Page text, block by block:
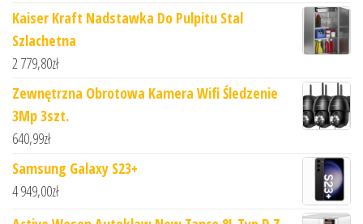
Kaiser Kraft Nadstawka Do Pulpitu Stal
Szlachetna
2 779,80zł
Zewnętrzna Obrotowa Kamera Wifi Śledzenie
3Mp 3szt.
640,99zł
Samsung Galaxy S23+
4 949,00zł